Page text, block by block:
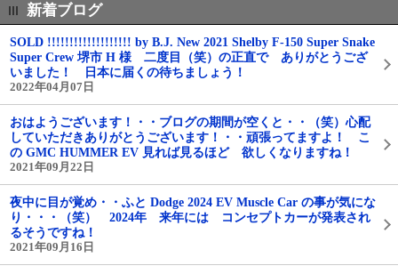
新着ブログ
SOLD !!!!!!!!!!!!!!!!!!! by B.J. New 2021 Shelby F-150 Super Snake
Super Crew 堺市 H 様 二度目（笑）の正直で ありがとうござ
いました！ 日本に届くの待ちましょう！
2022年04月07日
おはようございます！・・ブログの期間が空くと・・（笑）心配
していただきありがとうございます！・・頑張ってますよ！ こ
の GMC HUMMER EV 見れば見るほど 欲しくなりますね！
2021年09月22日
夜中に目が覚め・・ふと Dodge 2024 EV Muscle Car の事が気にな
り・・・（笑） 2024年 来年には コンセプトカーが発表され
るそうですね！
2021年09月16日